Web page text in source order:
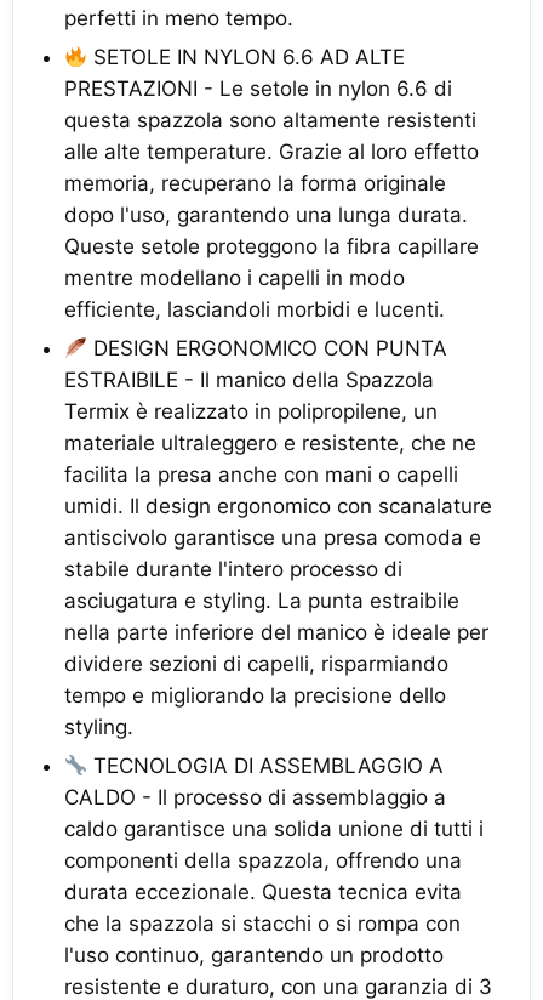
perfetti in meno tempo.
SETOLE IN NYLON 6.6 AD ALTE
PRESTAZIONI - Le setole in nylon 6.6 di
questa spazzola sono altamente resistenti
alle alte temperature. Grazie al loro effetto
memoria, recuperano la forma originale
dopo l'uso, garantendo una lunga durata.
Queste setole proteggono la fibra capillare
mentre modellano i capelli in modo
efficiente, lasciandoli morbidi e lucenti.
DESIGN ERGONOMICO CON PUNTA
ESTRAIBILE - Il manico della Spazzola
Termix è realizzato in polipropilene, un
materiale ultraleggero e resistente, che ne
facilita la presa anche con mani o capelli
umidi. Il design ergonomico con scanalature
antiscivolo garantisce una presa comoda e
stabile durante l'intero processo di
asciugatura e styling. La punta estraibile
nella parte inferiore del manico è ideale per
dividere sezioni di capelli, risparmiando
tempo e migliorando la precisione dello
styling.
TECNOLOGIA DI ASSEMBLAGGIO A
CALDO - Il processo di assemblaggio a
caldo garantisce una solida unione di tutti i
componenti della spazzola, offrendo una
durata eccezionale. Questa tecnica evita
che la spazzola si stacchi o si rompa con
l'uso continuo, garantendo un prodotto
resistente e duraturo, con una garanzia di 3